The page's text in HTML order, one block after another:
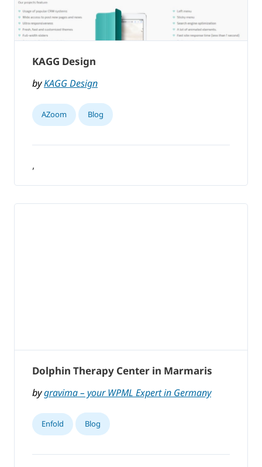
KAGG Design
byKAGG Design
AZoom Blog
,
Dolphin Therapy Center in Marmaris
bygravima – your WPML Expert in Germany
Enfold Blog